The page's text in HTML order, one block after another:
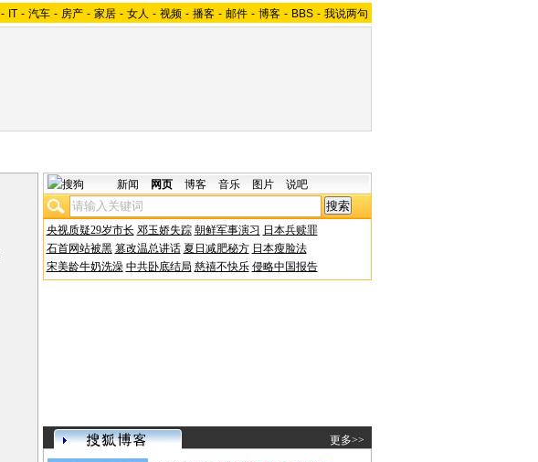
- IT - 汽车 - 房产 - 家居 - 女人 - 视频 - 播客 - 邮件 - 博客 - BBS - 我说两句
新闻 网页 博客 音乐 图片 说吧
央视质疑29岁市长 邓玉娇失踪 朝鲜军事演习 日本兵赎罪
石首网站被黑 篡改温总讲话 夏日减肥秘方 日本瘦脸法
宋美龄牛奶洗澡 中共卧底结局 慈禧不快乐 侵略中国报告
更多>>